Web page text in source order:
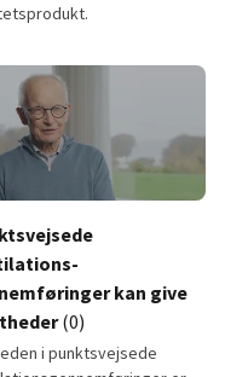
kan give
(0)
i punktsvejsede